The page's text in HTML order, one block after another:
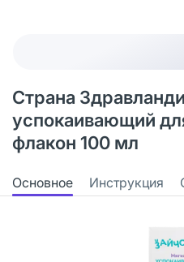
Страна
успокаивающий
флакон 100 мл
Основное Инструкция